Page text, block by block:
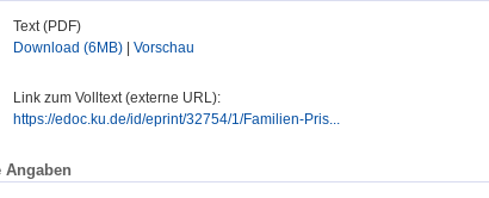
Text (PDF)
Download (6MB)
Vorschau
Link zum Volltext (externe URL):
https://edoc.ku.de/id/eprint/32754/1/Familien-Pris...
Angaben